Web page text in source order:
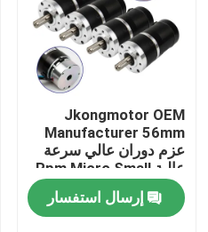
معلومات عنا
جولة في المعمل
مراقبة الجودة
اتصل بنا
Jkongmotor OEM
Manufacturer 56mm
عزم دوران عالي سرعة
عالية Rpm Micro Small
12V 24V Mini
Planetary Bldc
Brushless Dc Motor مع
إرسال استفسار